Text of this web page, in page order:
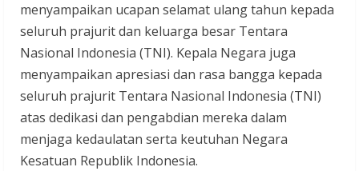
menyampaikan ucapan selamat ulang tahun kepada
seluruh prajurit dan keluarga besar Tentara
Nasional Indonesia (TNI). Kepala Negara juga
menyampaikan apresiasi dan rasa bangga kepada
seluruh prajurit Tentara Nasional Indonesia (TNI)
atas dedikasi dan pengabdian mereka dalam
menjaga kedaulatan serta keutuhan Negara
Kesatuan Republik Indonesia.